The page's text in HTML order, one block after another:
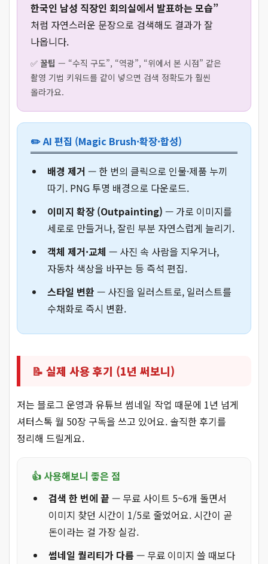
한국인 남성 직장인 회의실에서 발표하는 모습”
처럼 자연스러운 문장으로 검색해도 결과가 잘
나옵니다.
✅ 꿀팁 — “수직 구도”, “역광”, “위에서 본 시점” 같은
촬영 기법 키워드를 같이 넣으면 검색 정확도가 훨씬
올라가요.
✏️ AI 편집 (Magic Brush·확장·합성)
배경 제거 — 한 번의 클릭으로 인물·제품 누끼
따기. PNG 투명 배경으로 다운로드.
이미지 확장 (Outpainting) — 가로 이미지를
세로로 만들거나, 잘린 부분 자연스럽게 늘리기.
객체 제거·교체 — 사진 속 사람을 지우거나,
자동차 색상을 바꾸는 등 즉석 편집.
스타일 변환 — 사진을 일러스트로, 일러스트를
수채화로 즉시 변환.
📝 실제 사용 후기 (1년 써보니)
저는 블로그 운영과 유튜브 썸네일 작업 때문에 1년 넘게
셔터스톡 월 50장 구독을 쓰고 있어요. 솔직한 후기를
정리해 드릴게요.
👍 사용해보니 좋은 점
검색 한 번에 끝 — 무료 사이트 5~6개 돌면서
이미지 찾던 시간이 1/5로 줄었어요. 시간이 곧
돈이라는 걸 가장 실감.
썸네일 퀄리티가 다름 — 무료 이미지 쓸 때보다